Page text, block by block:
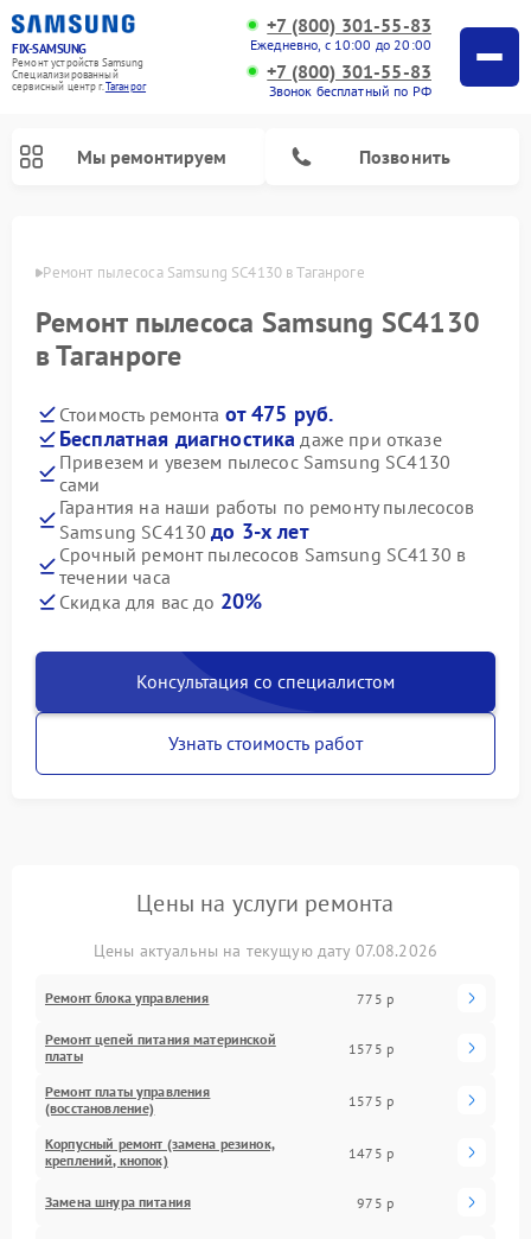
FIX-SAMSUNG
Ремонт устройств Samsung
Специализированный
cервисный центр г.Таганрог
+7 (800) 301-55-83
Ежедневно, с 10:00 до 20:00
+7 (800) 301-55-83
Звонок бесплатный по РФ
Мы ремонтируем Позвонить
Ремонт пылесоса Samsung SC4130 в Таганроге
Ремонт пылесоса Samsung SC4130
в Таганроге
Стоимость ремонта от 475 руб.
Бесплатная диагностика даже при отказе
Привезем и увезем пылесос Samsung SC4130
сами
Гарантия на наши работы по ремонту пылесосов
Samsung SC4130до 3-х лет
Срочный ремонт пылесосов Samsung SC4130 в
течении часа
Скидка для вас до 20%
Консультация со специалистом
Узнать стоимость работ
Цены на услуги ремонта
Цены актуальны на текущую дату 07.08.2026
Ремонт блока управления 775 р
Ремонт цепей питания материнской
платы
1575 р
Ремонт платы управления
(восстановление)
1575 р
Корпусный ремонт (замена резинок,
креплений, кнопок)
1475 р
Замена шнура питания 975 р